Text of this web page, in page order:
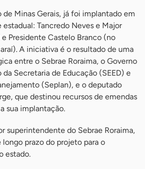
Minas Gerais, já foi implantado em
estadual: Tancredo Neves e Major
Presidente Castelo Branco (no
A iniciativa é o resultado de uma
entre o Sebrae Roraima, o Governo
Secretaria de Educação (SEED) e
(Seplan), e o deputado
que destinou recursos de emendas
sua implantação.
superintendente do Sebrae Roraima,
longo prazo do projeto para o
estado.